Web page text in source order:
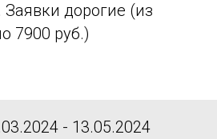
дорогие (из
7900 руб.)
- 13.05.2024